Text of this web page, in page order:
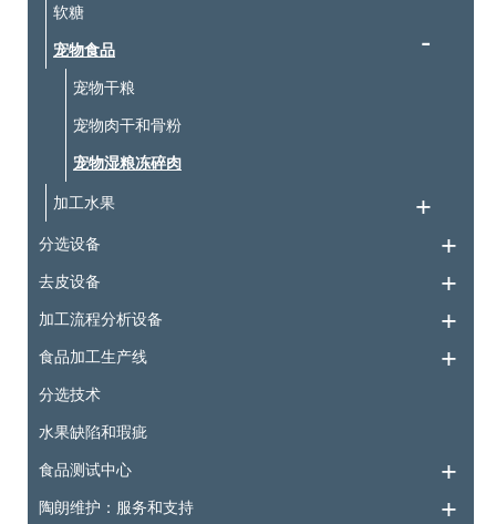
软糖
宠物食品
宠物干粮
宠物肉干和骨粉
宠物湿粮冻碎肉
加工水果
分选设备
去皮设备
加工流程分析设备
食品加工生产线
分选技术
水果缺陷和瑕疵
食品测试中心
陶朗维护：服务和支持